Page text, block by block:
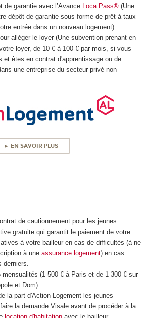
de garantie avec l’Avance
Loca Pass® (Une
dépôt de garantie sous forme de prêt à taux
entrée dans un nouveau logement).
alléger le loyer (Une subvention prenant en
loyer, de 10 € à 100 € par mois, si vous
et êtes en contrat d'apprentissage ou de
une entreprise du secteur privé non
► EN SAVOIR PLUS
de cautionnement pour les jeunes
gratuite qui garantit le paiement de votre
à votre bailleur en cas de difficultés (à ne
à une assurance logement) en cas
derniers.
mensualités (1 500 € à Paris et de 1 300 € sur
et Dom).
la part d'Action Logement les jeunes
la demande Visale avant de procéder à la